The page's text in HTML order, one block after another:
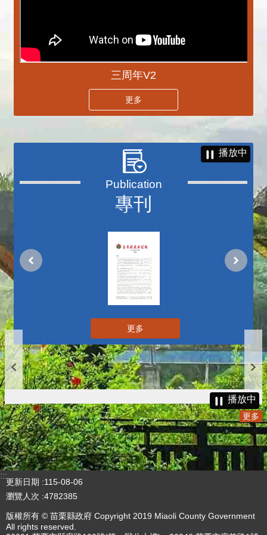
三周年V2
更多
專刊
播放中
更多
播放中
更多
:::
更新日期
115-08-06
瀏覽人次 4782385
版權所有 © 苗栗縣政府 Copyright 2019 Miaoli County Government
All rights reserved.